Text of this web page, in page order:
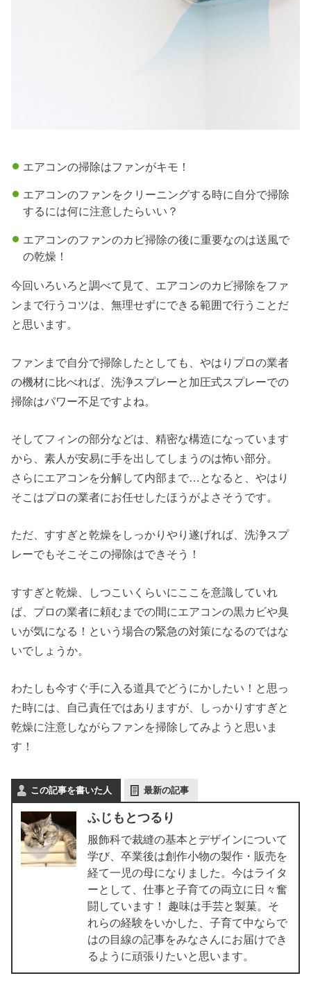
エアコンの掃除はファンがキモ！
エアコンのファンをクリーニングする時に自分で掃除
するには何に注意したらいい？
エアコンのファンのカビ掃除の後に重要なのは送風で
の乾燥！
今回いろいろと調べて見て、エアコンのカビ掃除をファ
ンまで行うコツは、無理せずにできる範囲で行うことだ
と思います。
ファンまで自分で掃除したとしても、やはりプロの業者
の機材に比べれば、洗浄スプレーと加圧式スプレーでの
掃除はパワー不足ですよね。
そしてフィンの部分などは、精密な構造になっています
から、素人が安易に手を出してしまうのは怖い部分。
さらにエアコンを分解して内部まで…となると、やはり
そこはプロの業者にお任せしたほうがよさそうです。
ただ、すすぎと乾燥をしっかりやり遂げれば、洗浄スプ
レーでもそこそこの掃除はできそう！
すすぎと乾燥、しつこいくらいにここを意識していれ
ば、プロの業者に頼むまでの間にエアコンの黒カビや臭
いが気になる！という場合の緊急の対策になるのではな
いでしょうか。
わたしも今すぐ手に入る道具でどうにかしたい！と思っ
た時には、自己責任ではありますが、しっかりすすぎと
乾燥に注意しながらファンを掃除してみようと思いま
す！
この記事を書いた人 最新の記事
ふじもとつるり
服飾科で裁縫の基本とデザインについて
学び、卒業後は創作小物の製作・販売を
経て一児の母になりました。今はライタ
ーとして、仕事と子育ての両立に日々奮
闘しています！ 趣味は手芸と製菓。そ
れらの経験をいかした、子育て中ならで
はの目線の記事をみなさんにお届けでき
るように頑張りたいと思います。